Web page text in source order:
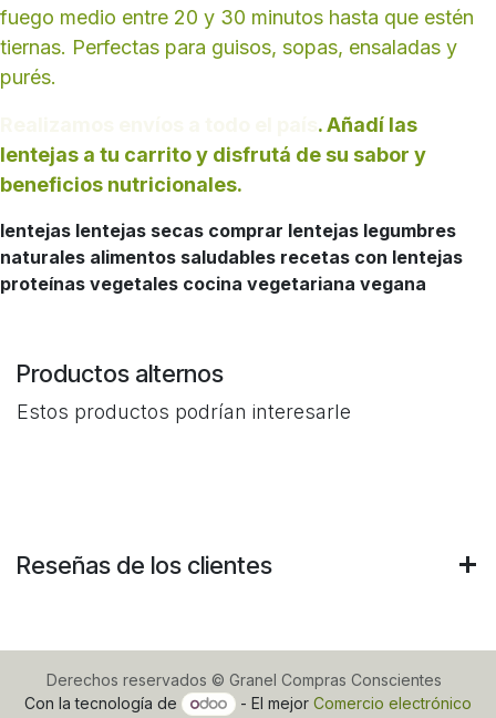
fuego medio entre 20 y 30 minutos hasta que estén
tiernas. Perfectas para guisos, sopas, ensaladas y
purés.
. Añadí las
lentejas a tu carrito y disfrutá de su sabor y
beneficios nutricionales.
lentejas lentejas secas comprar lentejas legumbres
naturales alimentos saludables recetas con lentejas
proteínas vegetales cocina vegetariana vegana
Productos alternos
Estos productos podrían interesarle
Reseñas de los clientes
Derechos reservados © Granel Compras Conscientes
Con la tecnología de
- El mejor Comercio electrónico